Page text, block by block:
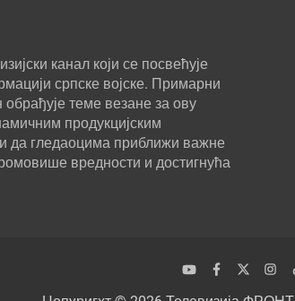
канал који се посвећује
српске војске. Примарни
теме везане за ову
продукцијским
да гледаоцима приближи важне
вредности и достигнућа